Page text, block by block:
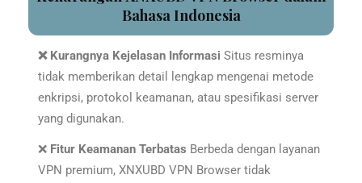
Bahasa Indonesia
❌ Kurangnya Kejelasan Informasi Situs resminya
tidak memberikan detail lengkap mengenai metode
enkripsi, protokol keamanan, atau spesifikasi server
yang digunakan.
❌ Fitur Keamanan Terbatas Berbeda dengan layanan
VPN premium, XNXUBD VPN Browser tidak